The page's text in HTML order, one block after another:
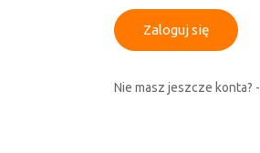
Zaloguj się
Nie masz jeszcze konta? -